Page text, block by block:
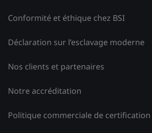
Conformité et éthique chez BSI
Déclaration sur l’esclavage moderne
Nos clients et partenaires
Notre accréditation
Politique commerciale de certification